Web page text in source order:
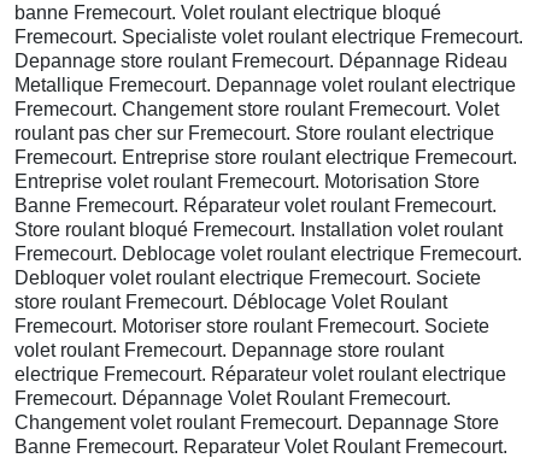
banne Fremecourt. Volet roulant electrique bloqué
Fremecourt. Specialiste volet roulant electrique Fremecourt.
Depannage store roulant Fremecourt. Dépannage Rideau
Metallique Fremecourt. Depannage volet roulant electrique
Fremecourt. Changement store roulant Fremecourt. Volet
roulant pas cher sur Fremecourt. Store roulant electrique
Fremecourt. Entreprise store roulant electrique Fremecourt.
Entreprise volet roulant Fremecourt. Motorisation Store
Banne Fremecourt. Réparateur volet roulant Fremecourt.
Store roulant bloqué Fremecourt. Installation volet roulant
Fremecourt. Deblocage volet roulant electrique Fremecourt.
Debloquer volet roulant electrique Fremecourt. Societe
store roulant Fremecourt. Déblocage Volet Roulant
Fremecourt. Motoriser store roulant Fremecourt. Societe
volet roulant Fremecourt. Depannage store roulant
electrique Fremecourt. Réparateur volet roulant electrique
Fremecourt. Dépannage Volet Roulant Fremecourt.
Changement volet roulant Fremecourt. Depannage Store
Banne Fremecourt. Reparateur Volet Roulant Fremecourt.